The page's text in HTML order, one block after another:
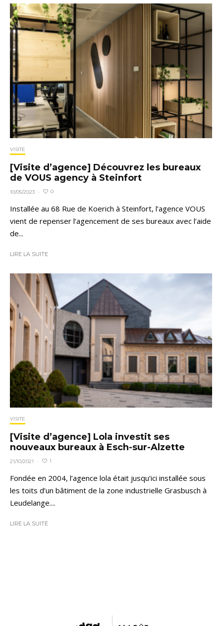
VISITE
[Visite d’agence] Découvrez les bureaux
de VOUS agency à Steinfort
10/05/2023 · 0
Installée au 68 Rue de Koerich à Steinfort, l’agence VOUS
vient de repenser l’agencement de ses bureaux avec l’aide
de...
LIRE LA SUITE
VISITE
[Visite d’agence] Lola investit ses
nouveaux bureaux à Esch-sur-Alzette
21/10/2021 · 1
Fondée en 2004, l’agence lola était jusqu’ici installée sous
les toits d’un bâtiment de la zone industrielle Grasbusch à
Leudelange....
LIRE LA SUITE